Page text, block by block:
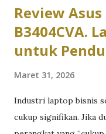
Review
B3404CVA.
untuk
Maret 31, 2026
Industri laptop bisnis
cukup signifikan. Jika